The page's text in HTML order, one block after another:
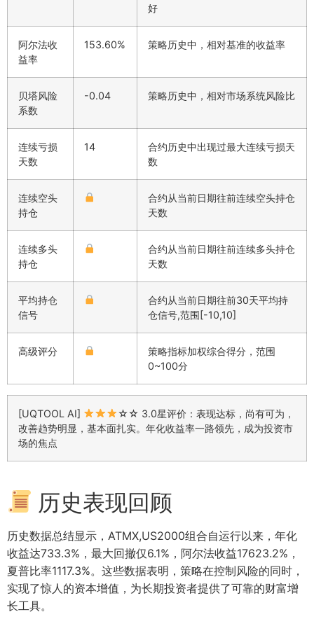
好
阿尔法收
益率
153.60% 策略历史中，相对基准的收益率
贝塔风险
系数
-0.04 策略历史中，相对市场系统风险比
连续亏损
天数
14
合约历史中出现过最大连续亏损天
数
连续空头
持仓
合约从当前日期往前连续空头持仓
天数
连续多头
持仓
合约从当前日期往前连续多头持仓
天数
平均持仓
信号
合约从当前日期往前30天平均持
仓信号,范围[-10,10]
高级评分
策略指标加权综合得分，范围
0~100分
[UQTOOL AI]
☆☆ 3.0星评价：表现达标，尚有可为，
改善趋势明显，基本面扎实。年化收益率一路领先，成为投资市
场的焦点
历史表现回顾
历史数据总结显示，ATMX,US2000组合自运行以来，年化
收益达733.3%，最大回撤仅6.1%，阿尔法收益17623.2%，
夏普比率1117.3%。这些数据表明，策略在控制风险的同时，
实现了惊人的资本增值，为长期投资者提供了可靠的财富增
长工具。